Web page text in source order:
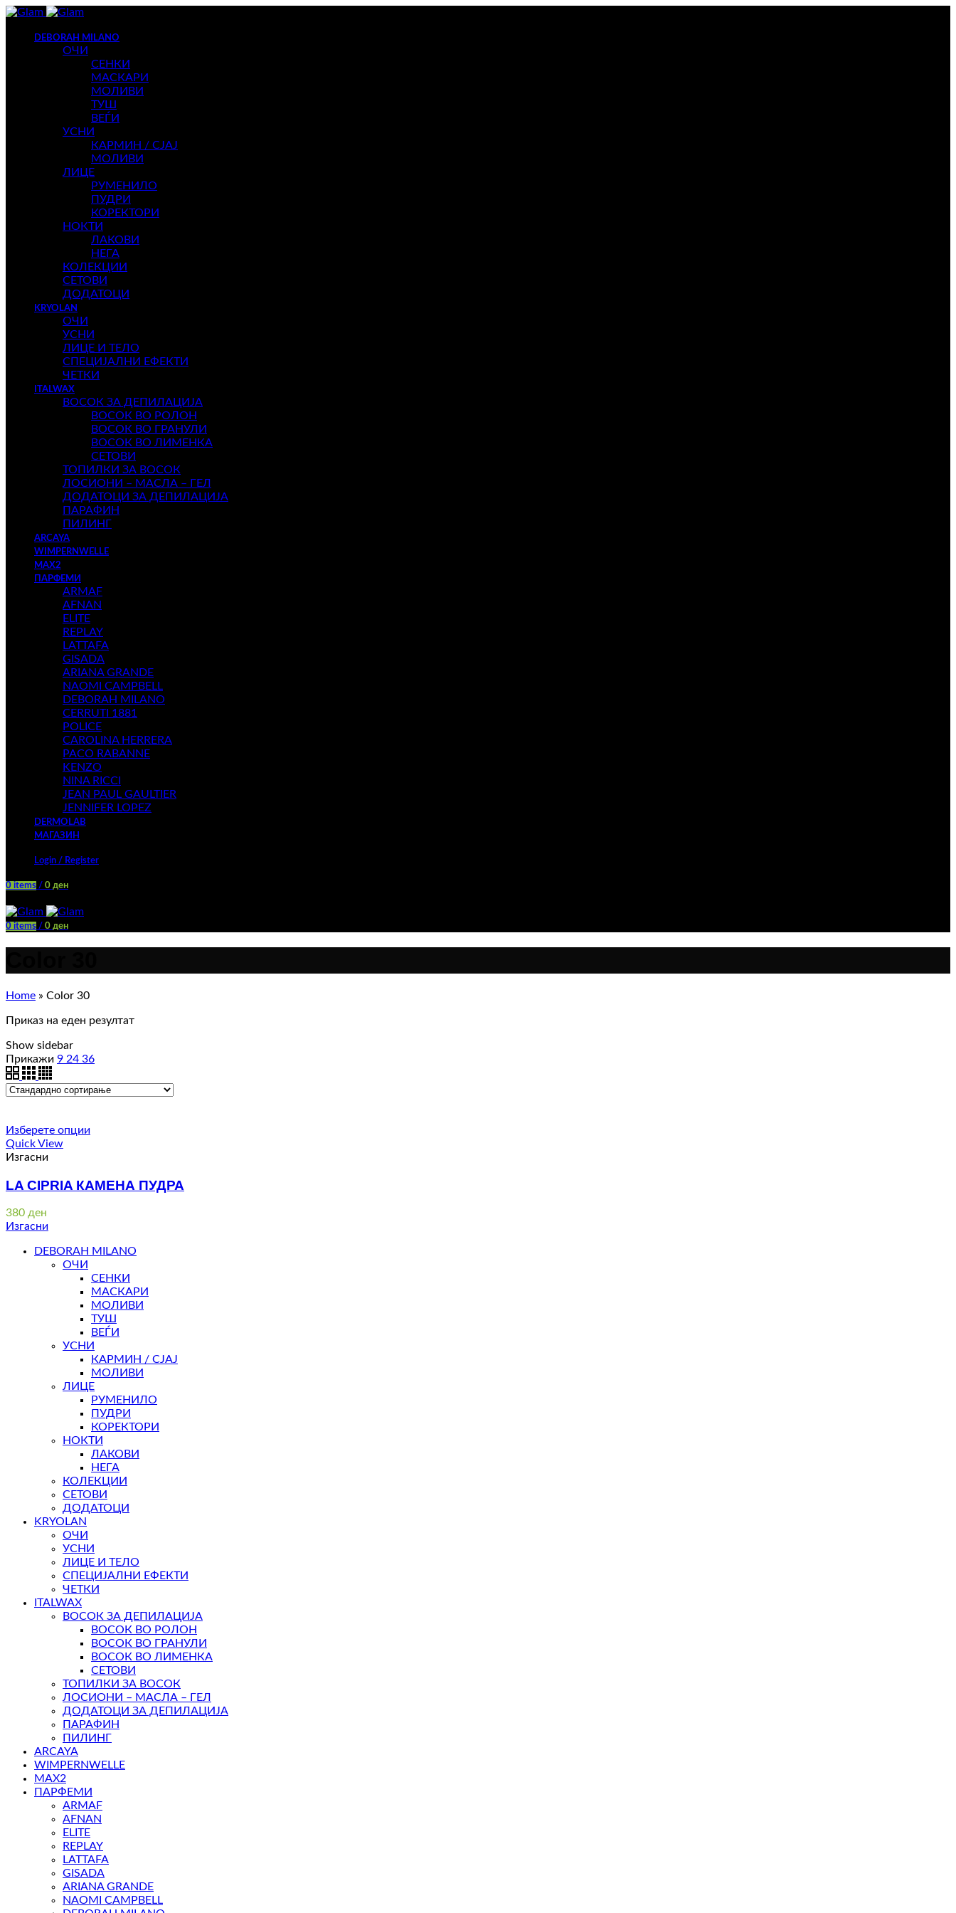
DEBORAH MILANO
ОЧИ
СЕНКИ
МАСКАРИ
МОЛИВИ
ТУШ
ВЕЃИ
УСНИ
КАРМИН / СЈАЈ
МОЛИВИ
ЛИЦЕ
РУМЕНИЛО
ПУДРИ
КОРЕКТОРИ
НОКТИ
ЛАКОВИ
НЕГА
КОЛЕКЦИИ
СЕТОВИ
ДОДАТОЦИ
KRYOLAN
ОЧИ
УСНИ
ЛИЦЕ И ТЕЛО
СПЕЦИЈАЛНИ ЕФЕКТИ
ЧЕТКИ
ITALWAX
ВОСОК ЗА ДЕПИЛАЦИЈА
ВОСОК ВО РОЛОН
ВОСОК ВО ГРАНУЛИ
ВОСОК ВО ЛИМЕНКА
СЕТОВИ
ТОПИЛКИ ЗА ВОСОК
ЛОСИОНИ – МАСЛА – ГЕЛ
ДОДАТОЦИ ЗА ДЕПИЛАЦИЈА
ПАРАФИН
ПИЛИНГ
ARCAYA
WIMPERNWELLE
MAX2
ПАРФЕМИ
ARMAF
AFNAN
ELITE
REPLAY
LATTAFA
GISADA
ARIANA GRANDE
NAOMI CAMPBELL
DEBORAH MILANO
CERRUTI 1881
POLICE
CAROLINA HERRERA
PACO RABANNE
KENZO
NINA RICCI
JEAN PAUL GAULTIER
JENNIFER LOPEZ
DERMOLAB
МАГАЗИН
Login / Register
0 items / 0 ден
0 items / 0 ден
Home » Color 30
Приказ на еден резултат
Show sidebar
Прикажи 9 24 36
Изберете опции
Quick View
Изгасни
LA CIPRIA КАМЕНА ПУДРА
380 ден
Изгасни
DEBORAH MILANO
ОЧИ
СЕНКИ
МАСКАРИ
МОЛИВИ
ТУШ
ВЕЃИ
УСНИ
КАРМИН / СЈАЈ
МОЛИВИ
ЛИЦЕ
РУМЕНИЛО
ПУДРИ
КОРЕКТОРИ
НОКТИ
ЛАКОВИ
НЕГА
КОЛЕКЦИИ
СЕТОВИ
ДОДАТОЦИ
KRYOLAN
ОЧИ
УСНИ
ЛИЦЕ И ТЕЛО
СПЕЦИЈАЛНИ ЕФЕКТИ
ЧЕТКИ
ITALWAX
ВОСОК ЗА ДЕПИЛАЦИЈА
ВОСОК ВО РОЛОН
ВОСОК ВО ГРАНУЛИ
ВОСОК ВО ЛИМЕНКА
СЕТОВИ
ТОПИЛКИ ЗА ВОСОК
ЛОСИОНИ – МАСЛА – ГЕЛ
ДОДАТОЦИ ЗА ДЕПИЛАЦИЈА
ПАРАФИН
ПИЛИНГ
ARCAYA
WIMPERNWELLE
MAX2
ПАРФЕМИ
ARMAF
AFNAN
ELITE
REPLAY
LATTAFA
GISADA
ARIANA GRANDE
NAOMI CAMPBELL